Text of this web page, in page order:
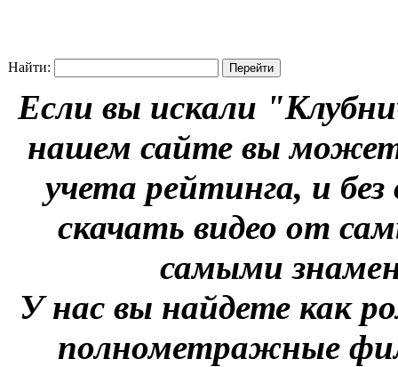
Найти:
Если вы искали
нашем сайте вы
учета рейтинга, и
скачать видео от
самыми
У нас вы найдете как
полнометражные